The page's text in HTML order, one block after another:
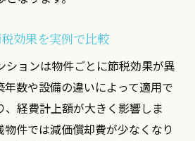
効果を実例で比較
ションは物件ごとに節税効果が異
年数や設備の違いによって適用で
、経費計上額が大きく影響しま
件では減価償却費が少なくなり